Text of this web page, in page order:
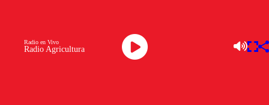
“Hicieron uso de armas de fuego y lograron
sustraer 3
millones de pesos antes de ser enfrentados por el
Radio Agricultura
Radio en Vivo